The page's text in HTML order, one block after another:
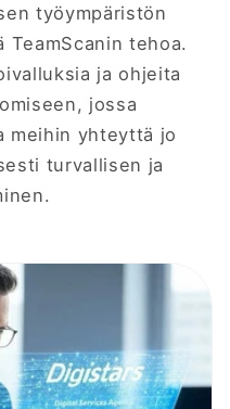
työympäristön
TeamScanin tehoa.
ja ohjeita
jossa
meihin yhteyttä jo
turvallisen ja